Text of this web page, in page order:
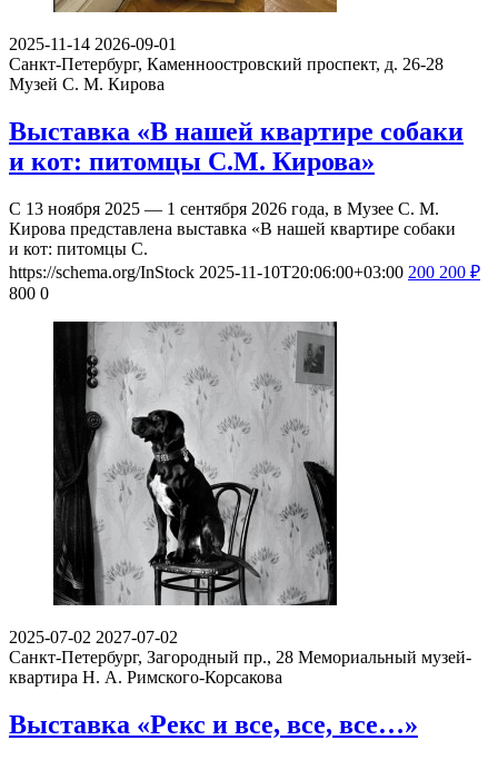
2025-11-14 2026-09-01
Санкт-Петербург, Каменноостровский проспект, д. 26-28
Музей С. М. Кирова
Выставка «В нашей квартире собаки
и кот: питомцы С.М. Кирова»
С 13 ноября 2025 — 1 сентября 2026 года, в Музее С. М.
Кирова представлена выставка «В нашей квартире собаки
и кот: питомцы С.
https://schema.org/InStock 2025-11-10T20:06:00+03:00 200 200 ₽
800 0
2025-07-02 2027-07-02
Санкт-Петербург, Загородный пр., 28 Мемориальный музей-
квартира Н. А. Римского-Корсакова
Выставка «Рекс и все, все, все…»